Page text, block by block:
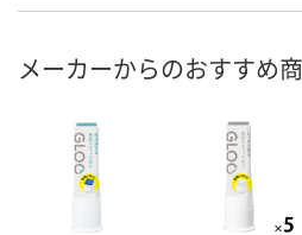
メーカーからのおすすめ